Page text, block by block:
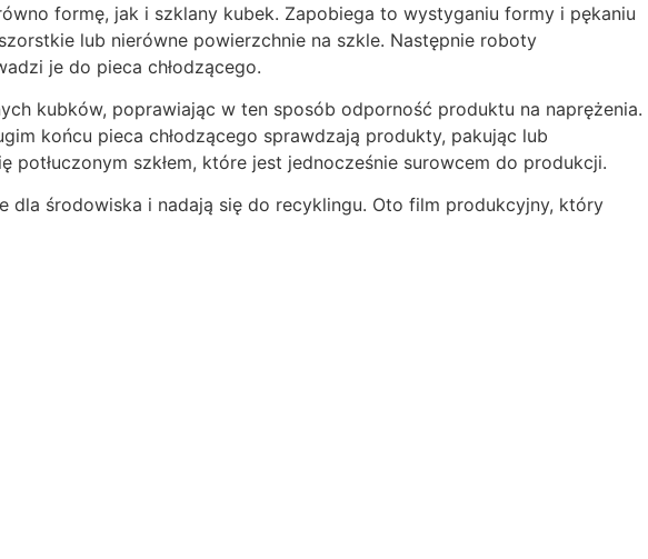
formę, jak i szklany kubek. Zapobiega to wystyganiu formy i pękaniu
lub nierówne powierzchnie na szkle. Następnie roboty
je do pieca chłodzącego.
kubków, poprawiając w ten sposób odporność produktu na naprężenia.
końcu pieca chłodzącego sprawdzają produkty, pakując lub
szkłem, które jest jednocześnie surowcem do produkcji.
środowiska i nadają się do recyklingu. Oto film produkcyjny, który